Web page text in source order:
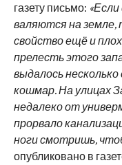
газету письмо:
валяются на земле,
свойство ещё и
прелесть этого
выдалось
кошмар. На улицах
недалеко от
прорвало
ноги смотришь,
опубликовано в